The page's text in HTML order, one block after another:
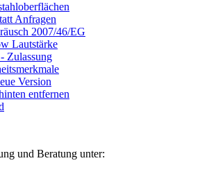
Anfragen
2007/46/EG
Lautstärke
Zulassung
Version
entfernen
und Beratung unter: